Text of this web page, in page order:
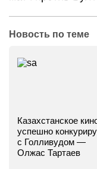
Новость по теме
Казахстанское
успешно
с Голливудом —
Олжас Тартаев